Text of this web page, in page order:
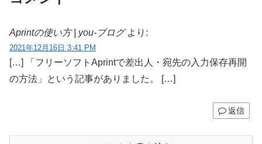
Aprintの使い方 | you-ブログ より:
2021年12月16日 3:41 PM
[…] 「フリーソフトAprintで差出人・宛先の入力保存再開
の方法」という記事がありました。 […]
返信